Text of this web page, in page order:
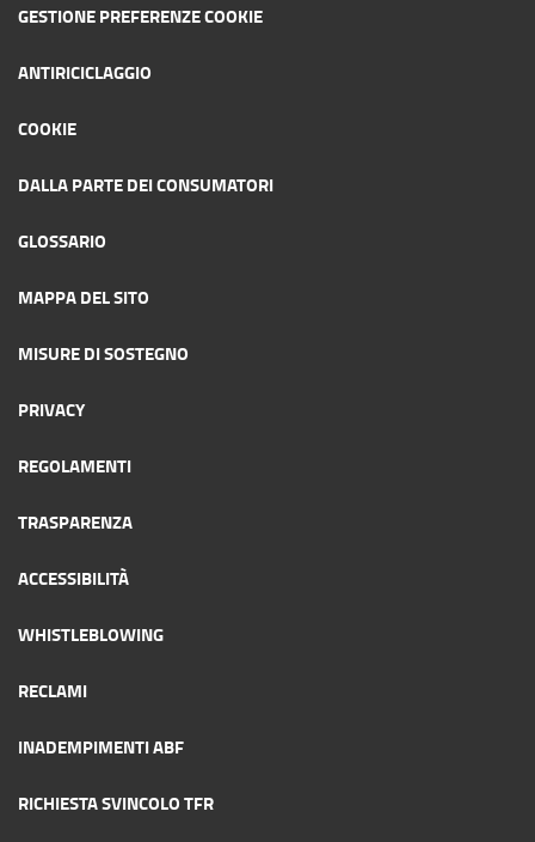
GESTIONE PREFERENZE COOKIE
ANTIRICICLAGGIO
COOKIE
DALLA PARTE DEI CONSUMATORI
GLOSSARIO
MAPPA DEL SITO
MISURE DI SOSTEGNO
PRIVACY
REGOLAMENTI
TRASPARENZA
ACCESSIBILITÀ
WHISTLEBLOWING
RECLAMI
INADEMPIMENTI ABF
RICHIESTA SVINCOLO TFR